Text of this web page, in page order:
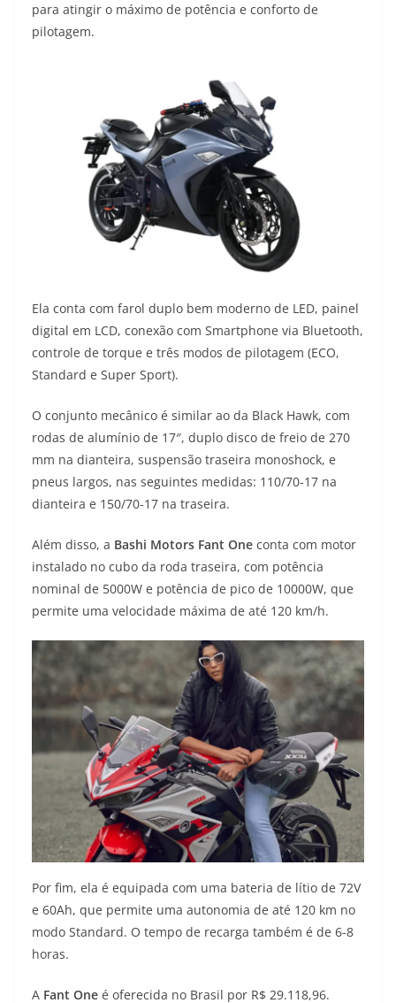
para atingir o máximo de potência e conforto de
pilotagem.
Ela conta com farol duplo bem moderno de LED, painel
digital em LCD, conexão com Smartphone via Bluetooth,
controle de torque e três modos de pilotagem (ECO,
Standard e Super Sport).
O conjunto mecânico é similar ao da Black Hawk, com
rodas de alumínio de 17″, duplo disco de freio de 270
mm na dianteira, suspensão traseira monoshock, e
pneus largos, nas seguintes medidas: 110/70-17 na
dianteira e 150/70-17 na traseira.
Além disso, a Bashi Motors Fant One conta com motor
instalado no cubo da roda traseira, com potência
nominal de 5000W e potência de pico de 10000W, que
permite uma velocidade máxima de até 120 km/h.
Por fim, ela é equipada com uma bateria de lítio de 72V
e 60Ah, que permite uma autonomia de até 120 km no
modo Standard. O tempo de recarga também é de 6-8
horas.
A Fant One é oferecida no Brasil por R$ 29.118,96.